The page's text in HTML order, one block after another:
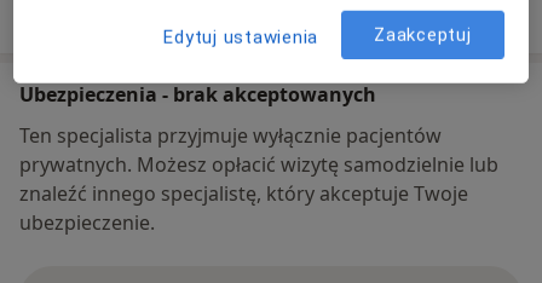
o adresie
Ubezpieczenia - brak akceptowanych
Ten specjalista przyjmuje wyłącznie pacjentów
prywatnych. Możesz opłacić wizytę samodzielnie lub
znaleźć innego specjalistę, który akceptuje Twoje
ubezpieczenie.
Edytuj ustawienia Zaakceptuj